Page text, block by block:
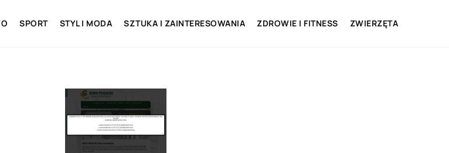
SPORT STYL I MODA SZTUKA I ZAINTERESOWANIA ZDROWIE I FITNESS ZWIERZĘTA